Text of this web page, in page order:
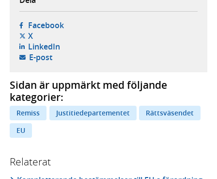
Facebook- öppnas i ny flik, extern webbplats,
X- öppnas i ny flik, extern webbplats,
LinkedIn- öppnas i ny flik, extern webbplats,
E-post- öppnar din e-postklient,
Sidan är uppmärkt med följande
kategorier:
Remiss Justitiedepartementet
Rättsväsendet
EU
Relaterat